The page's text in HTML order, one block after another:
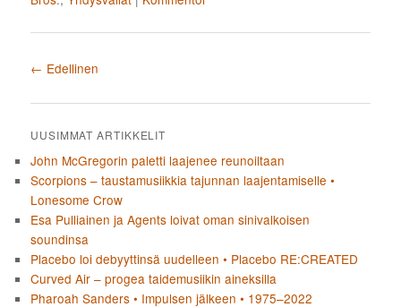
Artikkelien selaus
← Edellinen
UUSIMMAT ARTIKKELIT
John McGregorin paletti laajenee reunoiltaan
Scorpions – taustamusiikkia tajunnan laajentamiselle •
Lonesome Crow
Esa Pulliainen ja Agents loivat oman sinivalkoisen
soundinsa
Placebo loi debyyttinsä uudelleen • Placebo RE:CREATED
Curved Air – progea taidemusiikin aineksilla
Pharoah Sanders • Impulsen jälkeen • 1975–2022